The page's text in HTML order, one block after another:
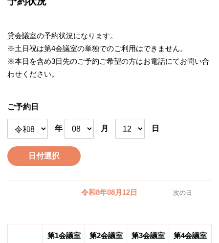
貸会議室の予約状況になります。
※土日祝は第4会議室の単独でのご利用はできません。
※本日を含め3日先のご予約ご希望の方はお電話にてお問い合
わせください。
ご予約日
年 月 日
日付選択
令和8年08月12日 次の日
第1会議室 第2会議室 第3会議室 第4会議室